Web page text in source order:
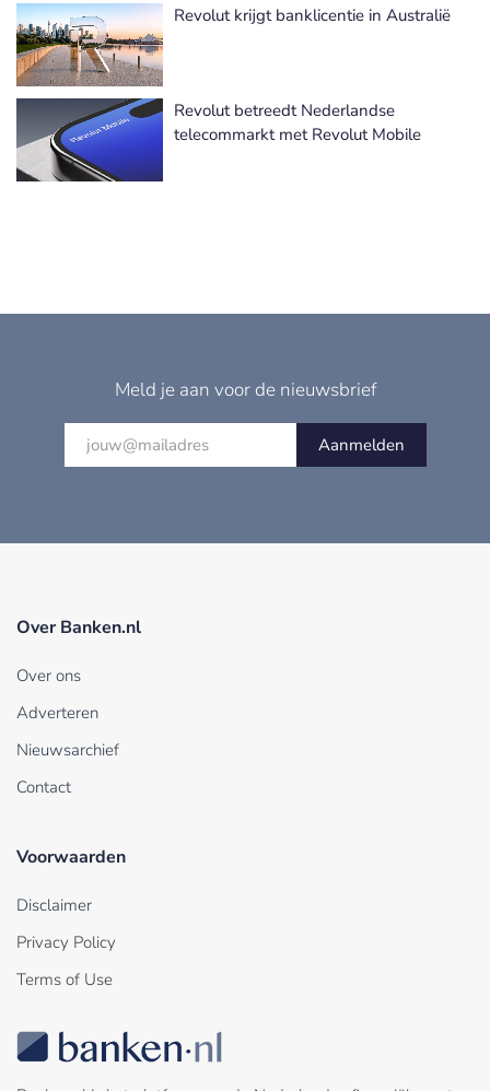
Revolut krijgt banklicentie in Australië
Revolut betreedt Nederlandse
telecommarkt met Revolut Mobile
Meld je aan voor de nieuwsbrief
Aanmelden
Over Banken.nl
Over ons
Adverteren
Nieuwsarchief
Contact
Voorwaarden
Disclaimer
Privacy Policy
Terms of Use